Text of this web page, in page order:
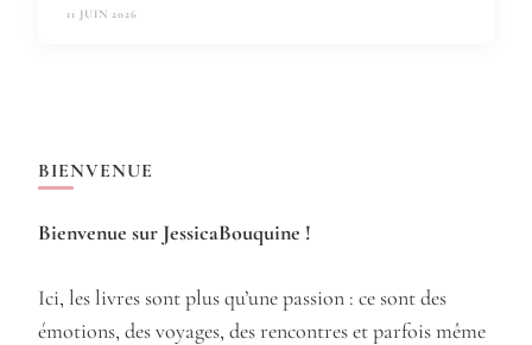
11 JUIN 2026
BIENVENUE
Bienvenue sur JessicaBouquine !
Ici, les livres sont plus qu’une passion : ce sont des
émotions, des voyages, des rencontres et parfois même